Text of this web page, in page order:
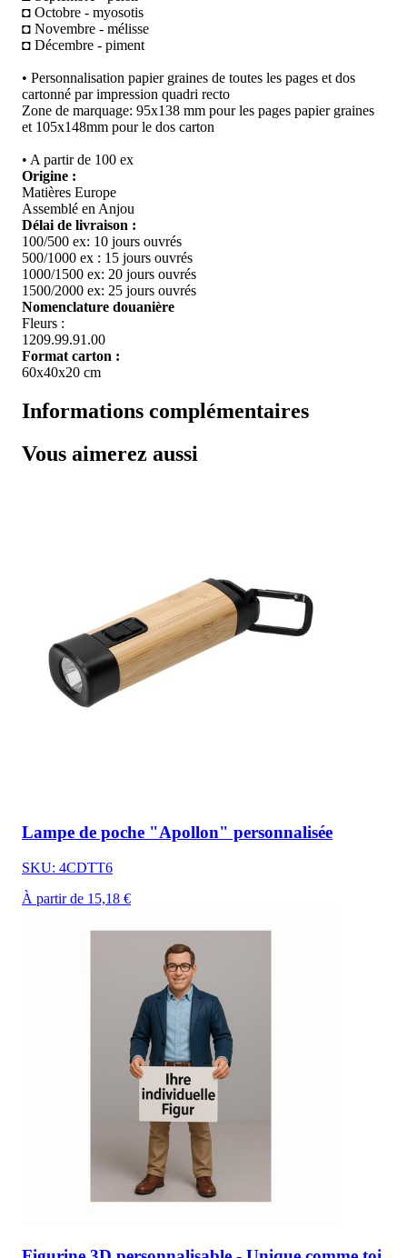
◘ Octobre - myosotis
◘ Novembre - mélisse
◘ Décembre - piment
• Personnalisation papier graines de toutes les pages et dos
cartonné par impression quadri recto
Zone de marquage: 95x138 mm pour les pages papier graines
et 105x148mm pour le dos carton
• A partir de 100 ex
Origine :
Matières Europe
Assemblé en Anjou
Délai de livraison :
100/500 ex: 10 jours ouvrés
500/1000 ex : 15 jours ouvrés
1000/1500 ex: 20 jours ouvrés
1500/2000 ex: 25 jours ouvrés
Nomenclature douanière
Fleurs :
1209.99.91.00
Format carton :
60x40x20 cm
Informations complémentaires
Vous aimerez aussi
Lampe de poche "Apollon" personnalisée
SKU: 4CDTT6
À partir de 15,18 €